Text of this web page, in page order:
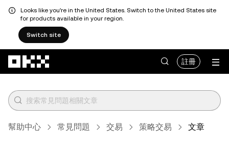
Looks like you're in the United States. Switch to the United States site
for products available in your region.
Switch site
註冊
幫助中心 常見問題 交易 策略交易 文章